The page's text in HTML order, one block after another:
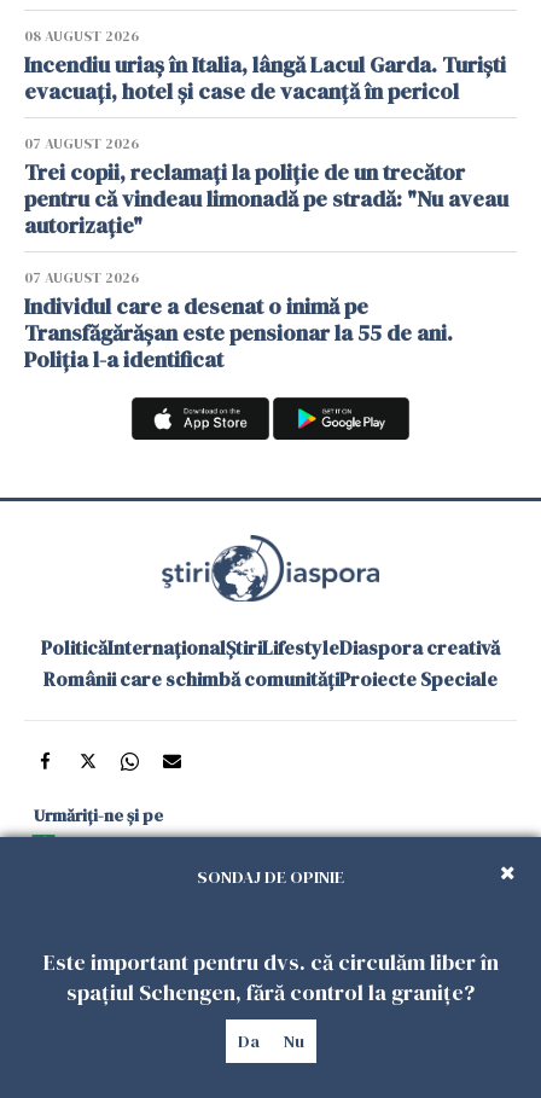
08 AUGUST 2026
Incendiu uriaș în Italia, lângă Lacul Garda. Turiști
evacuați, hotel și case de vacanță în pericol
07 AUGUST 2026
Trei copii, reclamați la poliție de un trecător
pentru că vindeau limonadă pe stradă: "Nu aveau
autorizație"
07 AUGUST 2026
Individul care a desenat o inimă pe
Transfăgărășan este pensionar la 55 de ani.
Poliția l-a identificat
PoliticăInternaționalȘtiriLifestyleDiaspora creativă
Românii care schimbă comunitățiProiecte Speciale
Urmăriți-ne și pe
și în aplicațiile mobile
Politica de
confidențialitate
Politica
Cookies
Gestionați
Contact
Declarație de
accesibilitate
Copyright 2026. Toate drepturile rezervate.
SONDAJ DE OPINIE
Este important pentru dvs. că circulăm liber în
spațiul Schengen, fără control la granițe?
Da Nu